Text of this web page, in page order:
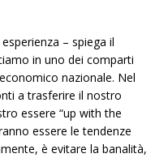
– spiega il
in uno dei comparti
nazionale. Nel
a trasferire il nostro
essere “up with the
essere le tendenze
è evitare la banalità,